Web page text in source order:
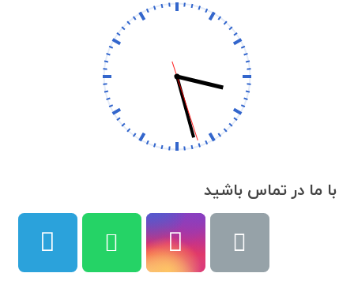
با ما در تماس باشید